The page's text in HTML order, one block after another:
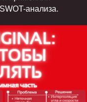
анализа.